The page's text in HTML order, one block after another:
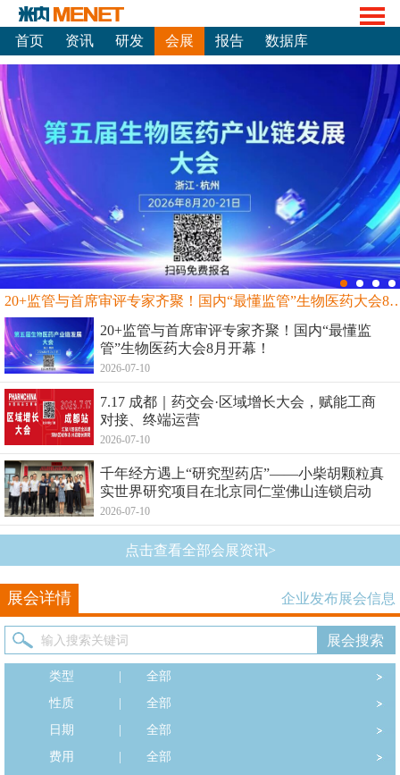
首页 资讯 研发 会展 报告 数据库
20+监管与首席审评专家齐聚！国内“最
20+监管与首席审评专家齐聚！国内“最懂监
管”生物医药大会8月开幕！
2026-07-10
7.17 成都｜药交会·区域增长大会，赋能工商
对接、终端运营
2026-07-10
千年经方遇上“研究型药店”——小柴胡颗粒真
实世界研究项目在北京同仁堂佛山连锁启动
2026-07-10
点击查看全部会展资讯>
展会详情 企业发布展会信息
类型
全部
性质
全部
日期
全部
费用
全部